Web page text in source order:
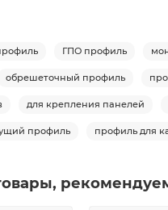
ГПО профиль
обрешеточный профиль
для крепления панелей
профиль профиль для